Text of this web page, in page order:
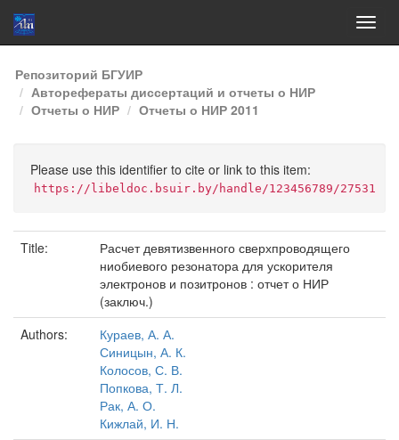
Skip
navigation
Репозиторий БГУИР
Авторефераты диссертаций и отчеты о НИР
Отчеты о НИР
Отчеты о НИР 2011
Please use this identifier to cite or link to this item:
https://libeldoc.bsuir.by/handle/123456789/27531
Title:
Расчет девятизвенного сверхпроводящего
ниобиевого резонатора для ускорителя
электронов и позитронов : отчет о НИР
(заключ.)
Authors:
Кураев, А. А.
Синицын, А. К.
Колосов, С. В.
Попкова, Т. Л.
Рак, А. О.
Кижлай, И. Н.